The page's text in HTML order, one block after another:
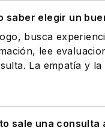
saber elegir un
busca
lee
La empatía y
sale una consulta